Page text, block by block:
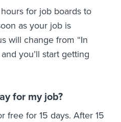
for job boards to
as your job is
will change from “In
you’ll start getting
for my job?
free for 15 days. After 15